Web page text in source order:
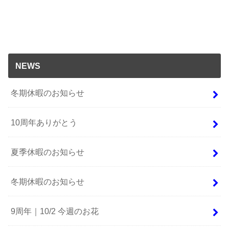
NEWS
冬期休暇のお知らせ
10周年ありがとう
夏季休暇のお知らせ
冬期休暇のお知らせ
9周年｜10/2 今週のお花